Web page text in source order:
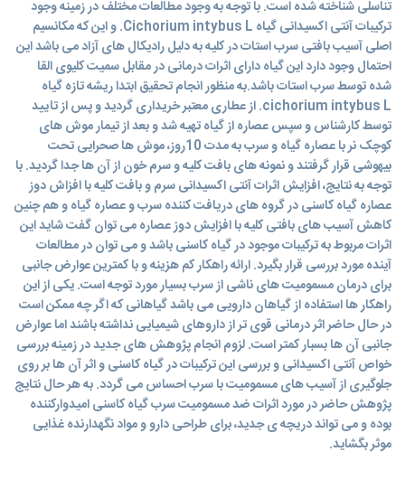
تناسلی شناخته شده است. با توجه به وجود مطالعات مختلف در زمینه وجود
ترکیبات آنتی اکسیدانی گیاه Cichorium intybus L. و این که مکانسیم
اصلی آسیب بافتی سرب استات در کلیه به دلیل رادیکال های آزاد می باشد این
احتمال وجود دارد این گیاه دارای اثرات درمانی در مقابل سمیت کلیوی القا
شده توسط سرب استات باشد.به منظور انجام تحقیق ابتدا ریشه تازه گیاه
cichorium intybus L. از عطاری معتبر خریداری گردید و پس از تایید
توسط کارشناس و سپس عصاره از گیاه تهیه شد و بعد از تیمار موش های
کوچک نر با عصاره گیاه و سرب به مدت 10روز، موش ها صحرایی تحت
بیهوشی قرار گرفتند و نمونه های بافت کلیه و سرم خون از آن ها جدا گردید. با
توجه به نتایج، افزایش اثرات آنتی اکسیدانی سرم و بافت کلیه با افزاش دوز
عصاره گیاه کاسنی در گروه های دریافت کننده سرب و عصاره گیاه و هم چنین
کاهش آسیب های بافتی کلیه با افزایش دوز عصاره می توان گفت شاید این
اثرات مربوط به ترکیبات موجود در گیاه کاسنی باشد و می توان در مطالعات
آینده مورد بررسی قرار بگیرد. ارائه راهکار کم هزینه و با کمترین عوارض جانبی
برای درمان مسمومیت های ناشی از سرب بسیار مورد توجه است. یکی از این
راهکار ها استفاده از گیاهان دارویی می باشد گیاهانی که اگر چه ممکن است
در حال حاضر اثر درمانی قوی تر از داروهای شیمیایی نداشته باشند اما عوارض
جانبی آن ها بسبار کمتر است. لزوم انجام پژوهش های جدید در زمینه بررسی
خواص آنتی اکسیدانی و بررسی این ترکیبات در گیاه کاسنی و اثر آن ها بر روی
جلوگیری از آسیب های مسمومیت با سرب احساس می گردد. به هر حال نتایج
پژوهش حاضر در مورد اثرات ضد مسمومیت سرب گیاه کاسنی امیدوارکننده
بوده و می تواند دریچه ی جدید، برای طراحی دارو و مواد نگهدارنده غذایی
موثر بگشاید.